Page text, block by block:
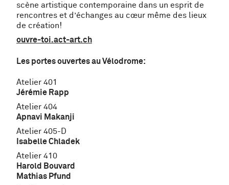
scène artistique contemporaine dans un esprit de
rencontres et d’échanges au cœur même des lieux
de création!
ouvre-toi.act-art.ch
Les portes ouvertes au Vélodrome:
Atelier 401
Jérémie Rapp
Atelier 404
Apnavi Makanji
Atelier 405-D
Isabelle Chladek
Atelier 410
Harold Bouvard
Mathias Pfund